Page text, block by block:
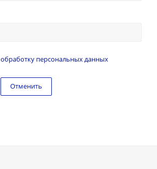
обработку персональных данных
Отменить